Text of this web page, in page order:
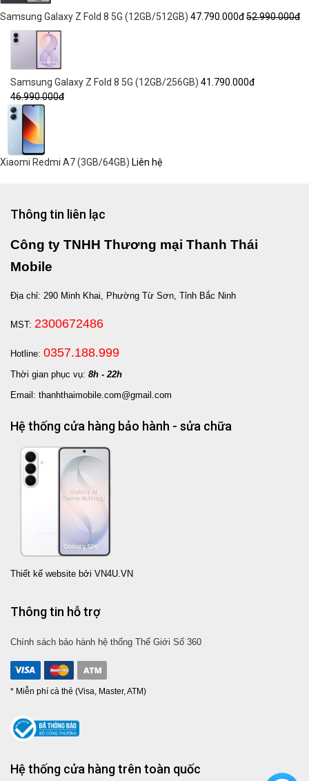
Samsung Galaxy Z Fold 8 5G (12GB/512GB) 47.790.000đ52.990.000đ
Samsung Galaxy Z Fold 8 5G (12GB/256GB) 41.790.000đ
46.990.000đ
Xiaomi Redmi A7 (3GB/64GB) Liên hệ
Thông tin liên lạc
Công ty TNHH Thương mại Thanh Thái
Mobile
Địa chỉ: 290 Minh Khai, Phường Từ Sơn, Tỉnh Bắc Ninh
MST: 2300672486
Hotline: 0357.188.999
Thời gian phục vụ: 8h - 22h
Email: thanhthaimobile.com@gmail.com
Hệ thống cửa hàng bảo hành - sửa chữa
Thiết kế website bởi VN4U.VN
Thông tin hỗ trợ
Chính sách bảo hành hệ thống Thế Giới Số 360
* Miễn phí cà thẻ (Visa, Master, ATM)
Hệ thống cửa hàng trên toàn quốc